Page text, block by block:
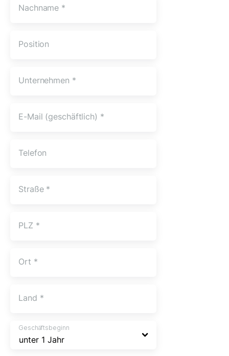
Nachname *
Position
Unternehmen *
E-Mail (geschäftlich) *
Telefon
Straße *
PLZ *
Ort *
Land *
Geschäftsbeginn